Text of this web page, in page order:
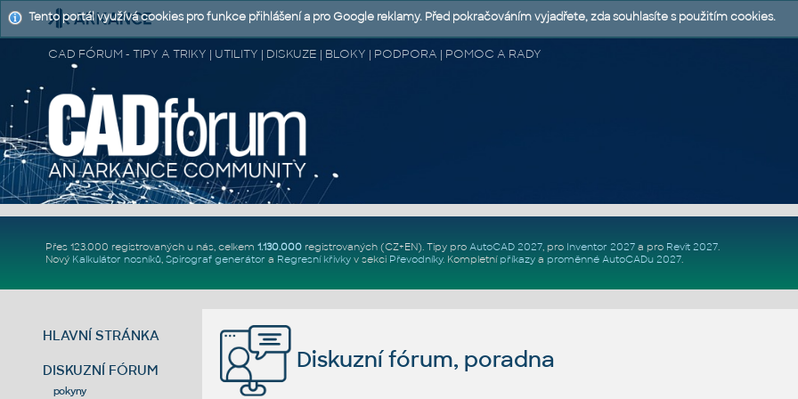
CAD FÓRUM - TIPY A TRIKY | UTILITY | DISKUZE | BLOKY | PODPORA | POMOC A RADY
Přes 123.000 registrovaných u nás, celkem 1.130.000registrovaných (CZ+EN). Tipy pro AutoCAD 2027, pro Inventor 2027a pro Revit 2027.
Nový Kalkulátor nosníků, Spirograf generátor a Regresní křivkyv sekci Převodníky. Kompletní příkazya proměnné AutoCADu 2027.
HLAVNÍ STRÁNKA
DISKUZNÍ FÓRUM
pokyny
Diskuzní fórum, poradna
Tento portál využívá cookies pro funkce přihlášení a pro Google reklamy. Před pokračováním vyjadřete, zda souhlasíte s použitím cookies.